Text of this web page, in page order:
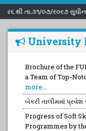
થી તા.૩૧/૦૭/ર૦ર૭ સુઘીના
University
Brochure of the
a Team of Top-
more...
બેકરી તાલીમમાં
Progress of Soft
Programmes by